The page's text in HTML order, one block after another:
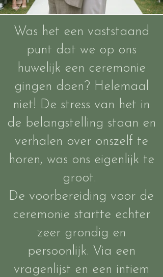
Was het een vaststaand
punt dat we op ons
huwelijk een ceremonie
gingen doen? Helemaal
niet! De stress van het in
de belangstelling staan en
verhalen over onszelf te
horen, was ons eigenlijk te
groot.
De voorbereiding voor de
ceremonie startte echter
zeer grondig en
persoonlijk. Via een
vragenlijst en een intiem